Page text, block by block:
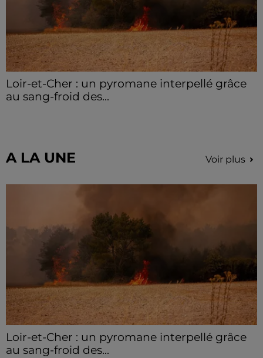
Loir-et-Cher : un pyromane interpellé grâce
au sang-froid des...
Grâce...
A LA UNE Voir plus
Loir-et-Cher : un pyromane interpellé grâce
au sang-froid des...